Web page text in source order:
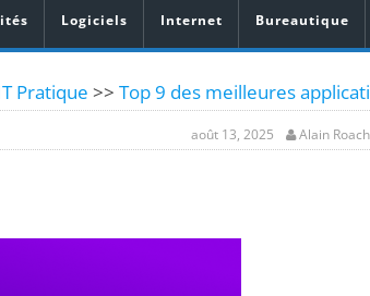
Logiciels Internet Bureautique
Pratique >> Top 9 des meilleures
août 13, 2025 Alain